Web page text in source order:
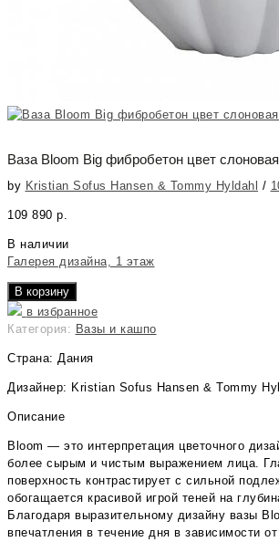
Ваза Bloom Big фибробетон цвет
by Kristian Sofus Hansen & Tommy Hyldahl /
109 890 р.
В наличии
Галерея дизайна, 1 этаж
В корзину
в избранное
Категория: Вазы и кашпо
Страна: Дания
Дизайнер: Kristian Sofus Hansen & Tommy
Описание
Bloom — это интерпретация цветочного
более сырым и чистым выражением лица.
поверхность контрастирует с сильной
обогащается красивой игрой теней на
Благодаря выразительному дизайну вазы
впечатления в течение дня в зависимости